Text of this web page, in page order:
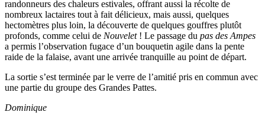
randonneurs des chaleurs estivales, offrant aussi la récolte de
nombreux lactaires tout à fait délicieux, mais aussi, quelques
hectomètres plus loin, la découverte de quelques gouffres plutôt
profonds, comme celui de Nouvelet! Le passage du pas des Ampes
a permis l’observation fugace d’un bouquetin agile dans la pente
raide de la falaise, avant une arrivée tranquille au point de départ.
La sortie s’est terminée par le verre de l’amitié pris en commun avec
une partie du groupe des Grandes Pattes.
Dominique